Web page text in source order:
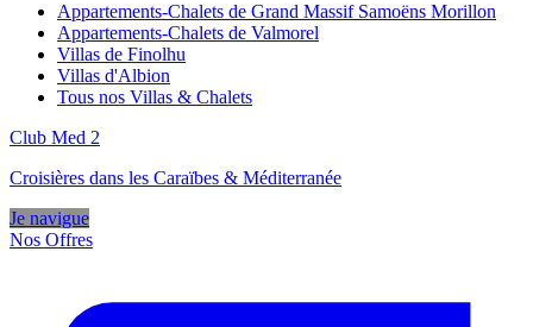
Appartements-Chalets de Grand Massif Samoëns Morillon
Appartements-Chalets de Valmorel
Villas de Finolhu
Villas d'Albion
Tous nos Villas & Chalets
Club Med 2
Croisières dans les Caraïbes & Méditerranée
Je navigue
Nos Offres